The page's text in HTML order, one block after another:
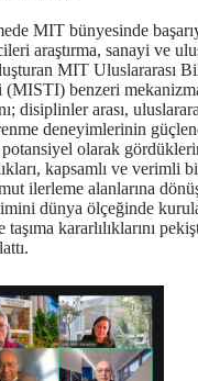
MIT bünyesinde
araştırma, sanayi ve
MIT Uluslararası
benzeri
disiplinler arası,
deneyimlerinin
olarak
kapsamlı ve verimli
ilerleme alanlarına
dünya ölçeğinde
kararlılıklarını